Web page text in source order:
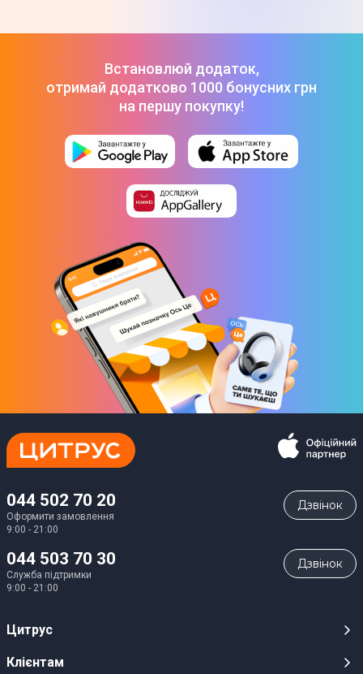
Встановлюй додаток,
отримай додатково 1000 бонусних грн
на першу покупку!
044 502 70 20
Оформити замовлення
9:00 - 21:00
Дзвiнок
044 503 70 30
Служба підтримки
9:00 - 21:00
Дзвiнок
Цитрус
Кар’єра
Клієнтам